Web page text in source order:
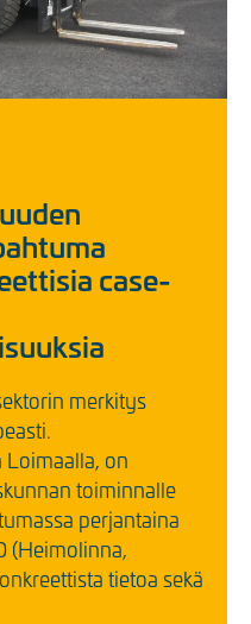
case-
merkitys
Loimaalla, on
toiminnalle
perjantaina
(Heimolinna,
tietoa sekä